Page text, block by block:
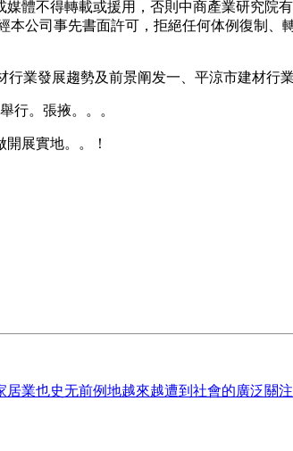
體不得轉載或援用，否則中商產業研究院
公司事先書面許可，拒絕任何体例復制、
業發展趨勢及前景阐发一、平涼市建材行業
行。張掖。。。
展實地。。！
業也史无前例地越來越遭到社會的廣泛關